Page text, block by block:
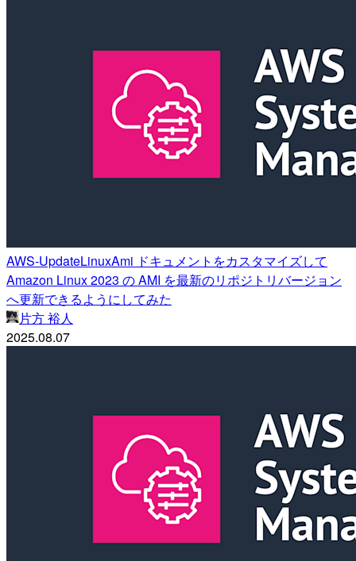
AWS-UpdateLinuxAmi ドキュメントをカスタマイズして
Amazon Linux 2023 の AMI を最新のリポジトリバージョン
へ更新できるようにしてみた
片方 裕人
2025.08.07